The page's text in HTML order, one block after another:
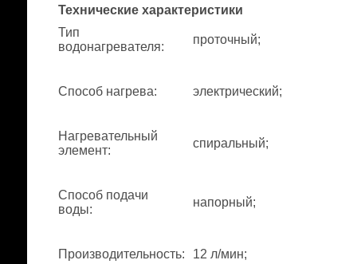
Технические характеристики
Тип
водонагревателя:
проточный;
Способ нагрева: электрический;
Нагревательный
элемент:
спиральный;
Способ подачи
воды:
напорный;
Производительность: 12 л/мин;